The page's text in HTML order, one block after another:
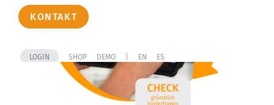
KONTAKT
LOGIN SHOP DEMO EN ES